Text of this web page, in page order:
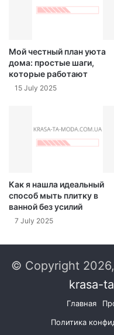
Мой честный план уюта
дома: простые шаги,
которые работают
15 July 2025
Как я нашла идеальный
способ мыть плитку в
ванной без усилий
7 July 2025
© Copyright
krasa-
Главная
Политика